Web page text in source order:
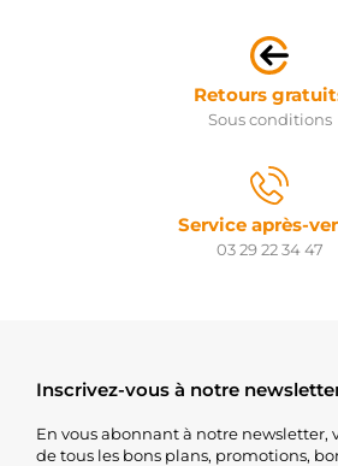
Retours
Sous conditions
Service après-
03 29 22 34 47
Inscrivez-vous à notre
En vous abonnant à notre newsletter,
de tous les bons plans, promotions,